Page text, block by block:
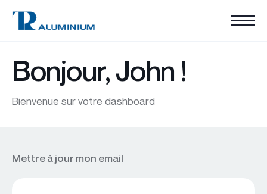
Bonjour,John !
Bienvenue sur votre dashboard
Mettre à jour mon email